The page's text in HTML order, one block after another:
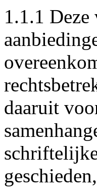
1.1.1
daaruit